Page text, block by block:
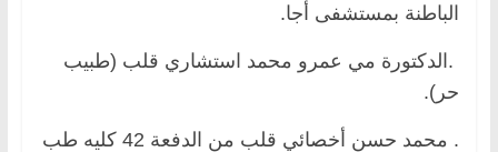
الباطنة بمستشفى أجا.
.الدكتورة مي عمرو محمد استشاري قلب (طبيب
حر).
. محمد حسن أخصائي قلب من الدفعة 42 كليه طب